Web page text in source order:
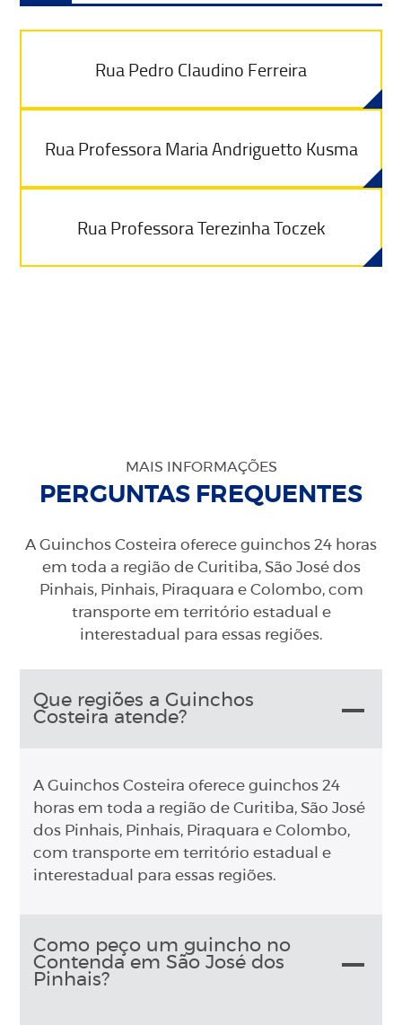
Rua Pedro Claudino Ferreira
Rua Professora Maria Andriguetto Kusma
Rua Professora Terezinha Toczek
MAIS INFORMAÇÕES
PERGUNTAS FREQUENTES
A Guinchos Costeira oferece guinchos 24 horas
em toda a região de Curitiba, São José dos
Pinhais, Pinhais, Piraquara e Colombo, com
transporte em território estadual e
interestadual para essas regiões.
Que regiões a Guinchos
Costeira atende?
A Guinchos Costeira oferece guinchos 24
horas em toda a região de Curitiba, São José
dos Pinhais, Pinhais, Piraquara e Colombo,
com transporte em território estadual e
interestadual para essas regiões.
Como peço um guincho no
Contenda em São José dos
Pinhais?